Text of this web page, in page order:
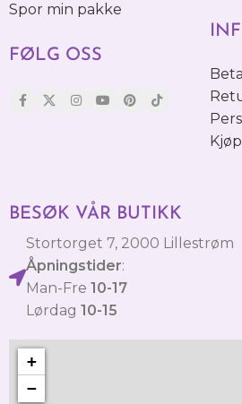
Spor min pakke
FØLG OSS
BESØK VÅR BUTIKK
Stortorget 7, 2000 Lillestrøm
Åpningstider:
Man-Fre 10-17
Lørdag 10-15
+
−